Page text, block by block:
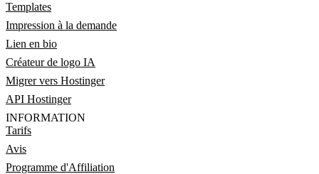
Templates
Impression à la demande
Lien en bio
Créateur de logo IA
Migrer vers Hostinger
API Hostinger
INFORMATION
Tarifs
Avis
Programme d'Affiliation